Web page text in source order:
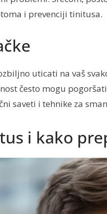
i prevenciji tinitusa.
uticati na vaš
često mogu
saveti i tehnike za
i kako